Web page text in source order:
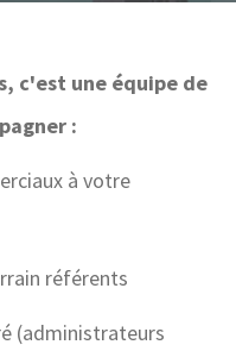
c'est une équipe de
:
à votre
référents
(administrateurs